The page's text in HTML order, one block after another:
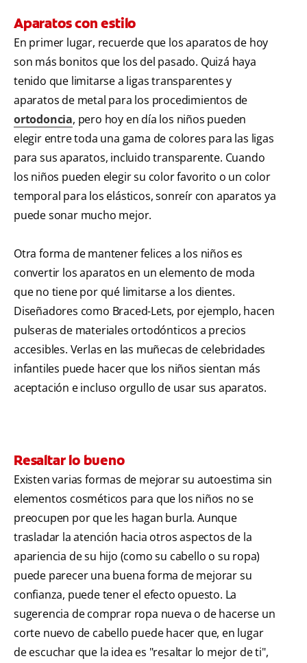
Aparatos con estilo
En primer lugar, recuerde que los aparatos de hoy
son más bonitos que los del pasado. Quizá haya
tenido que limitarse a ligas transparentes y
aparatos de metal para los procedimientos de
ortodoncia, pero hoy en día los niños pueden
elegir entre toda una gama de colores para las ligas
para sus aparatos, incluido transparente. Cuando
los niños pueden elegir su color favorito o un color
temporal para los elásticos, sonreír con aparatos ya
puede sonar mucho mejor.
Otra forma de mantener felices a los niños es
convertir los aparatos en un elemento de moda
que no tiene por qué limitarse a los dientes.
Diseñadores como Braced-Lets, por ejemplo, hacen
pulseras de materiales ortodónticos a precios
accesibles. Verlas en las muñecas de celebridades
infantiles puede hacer que los niños sientan más
aceptación e incluso orgullo de usar sus aparatos.
Resaltar lo bueno
Existen varias formas de mejorar su autoestima sin
elementos cosméticos para que los niños no se
preocupen por que les hagan burla. Aunque
trasladar la atención hacia otros aspectos de la
apariencia de su hijo (como su cabello o su ropa)
puede parecer una buena forma de mejorar su
confianza, puede tener el efecto opuesto. La
sugerencia de comprar ropa nueva o de hacerse un
corte nuevo de cabello puede hacer que, en lugar
de escuchar que la idea es "resaltar lo mejor de ti",